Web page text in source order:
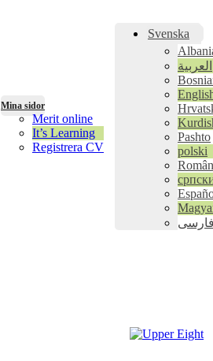
Mina sidor
Merit online
It’s Learning
Registrera CV
Svenska
العربية
Pashto
polski